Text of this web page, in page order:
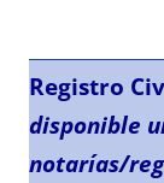
Registro
disponible
notarías/